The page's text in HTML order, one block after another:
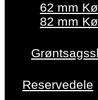
62 mm
82 mm
Reservedele